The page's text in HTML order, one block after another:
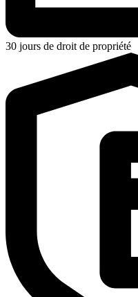
30 jours de droit de propriété